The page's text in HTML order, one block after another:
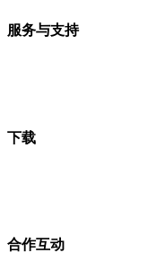
服务与支持
下载
合作互动